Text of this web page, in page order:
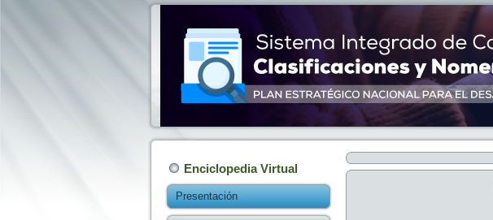
Enciclopedia Virtual
Presentación